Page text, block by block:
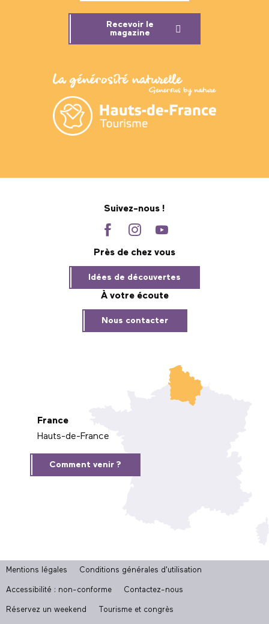
Recevoir le
magazine
Suivez-nous !
Près de chez vous
Idées de découvertes
À votre écoute
Nous contacter
France
Hauts-de-France
Comment venir ?
Mentions légales Conditions générales d'utilisation
Accessibilité : non-conforme Contactez-nous
Réservez un weekend Tourisme et congrès